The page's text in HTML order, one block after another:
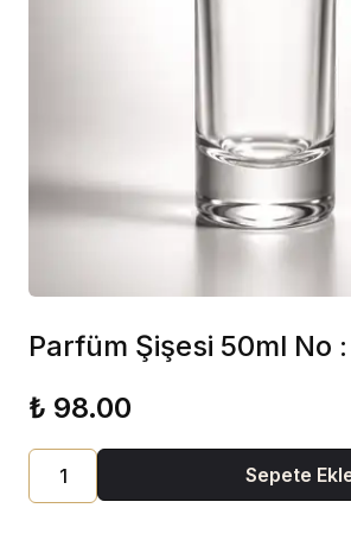
Parfüm Şişesi 50ml No :
₺ 98.00
Sepete